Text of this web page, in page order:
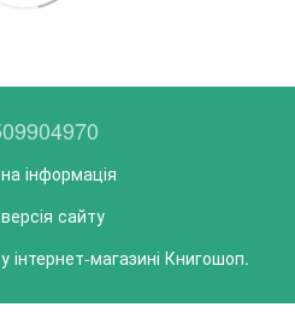
інформація
сайту
інтернет-магазині Книгошоп.